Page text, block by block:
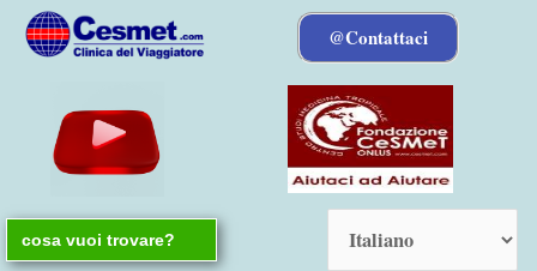
@Contattaci
Search
for: